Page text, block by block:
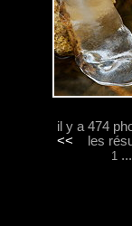
il y a 474
<< les
1 ...